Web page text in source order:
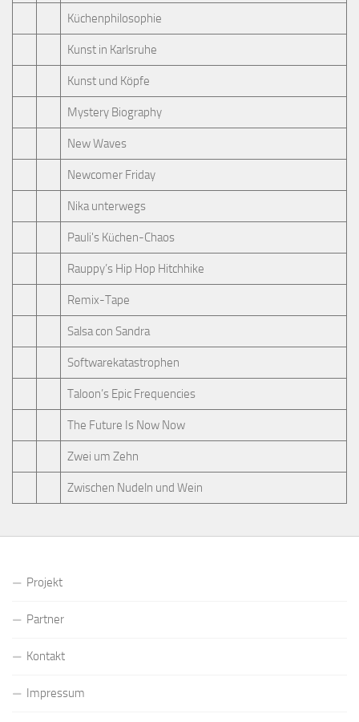
Küchenphilosophie
Kunst in Karlsruhe
Kunst und Köpfe
Mystery Biography
New Waves
Newcomer Friday
Nika unterwegs
Pauli's Küchen-Chaos
Rauppy’s Hip Hop Hitchhike
Remix-Tape
Salsa con Sandra
Softwarekatastrophen
Taloon’s Epic Frequencies
The Future Is Now Now
Zwei um Zehn
Zwischen Nudeln und Wein
Projekt
Partner
Kontakt
Impressum